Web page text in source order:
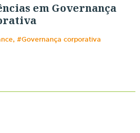
em Governança
#Governança corporativa